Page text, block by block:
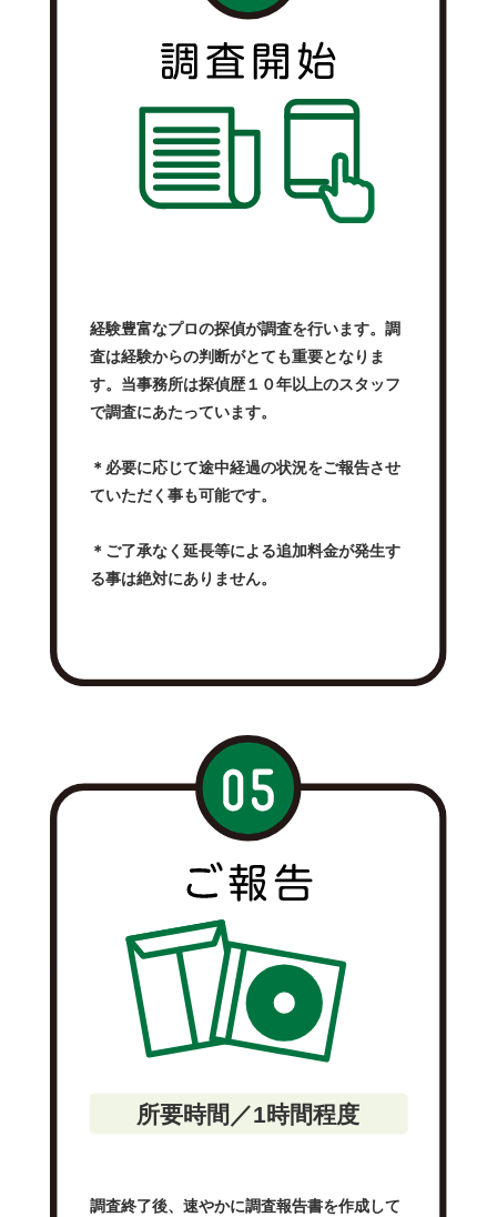
経験豊富なプロの探偵が調査を行います。調
査は経験からの判断がとても重要となりま
す。当事務所は探偵歴１０年以上のスタッフ
で調査にあたっています。
＊必要に応じて途中経過の状況をご報告させ
ていただく事も可能です。
＊ご了承なく延長等による追加料金が発生す
る事は絶対にありません。
所要時間／1時間程度
調査終了後、速やかに調査報告書を作成して